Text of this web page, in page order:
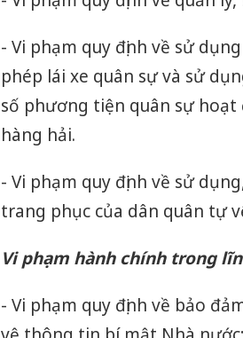
- Vi phạm quy định về sử
phép lái xe quân sự và sử
số phương tiện quân sự
hàng hải.
- Vi phạm quy định về sử
trang phục của dân quân tự
Vi phạm hành chính trong
- Vi phạm quy định về bảo